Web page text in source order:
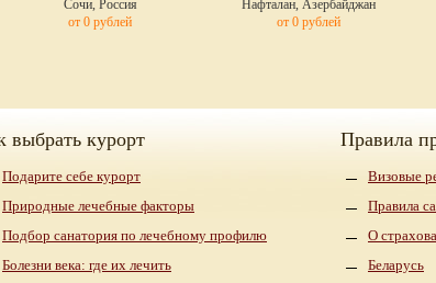
Сочи, Россия
от 0 рублей
Нафталан, Азербайджан
от 0 рублей
выбрать курорт
Подарите себе курорт
Природные лечебные факторы
Подбор санатория по лечебному профилю
Болезни века: где их лечить
Правила
Визовые
Правила
О
Беларусь